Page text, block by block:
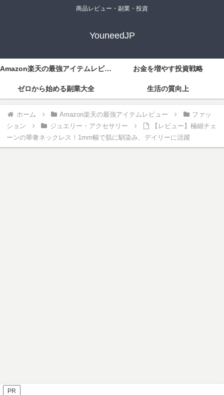
商品レビュー・副業・投資
YouneedJP
Amazon楽天の最強アイテムレビュー お金を増やす投資戦略
ゼロから始める副業大全 生活の質向上
ホーム Amazon楽天の最強アイテムレビュー
ファッ
ション
ジュエリー・アクセサリー
【レビュー】極細チェ
ーンの華奢ネックレス！1mm幅で肌に馴染み、デイリーに活躍
PR